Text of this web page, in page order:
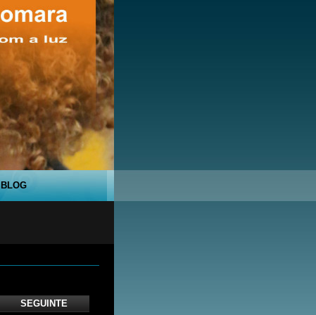
SEGUINTE
BLOG